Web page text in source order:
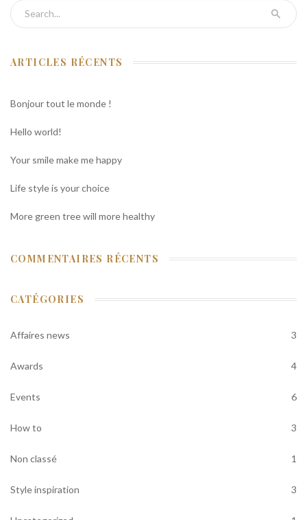
Search for:
ARTICLES RÉCENTS
Bonjour tout le monde !
Hello world!
Your smile make me happy
Life style is your choice
More green tree will more healthy
COMMENTAIRES RÉCENTS
CATÉGORIES
Affaires news 3
Awards 4
Events 6
How to 3
Non classé 1
Style inspiration 3